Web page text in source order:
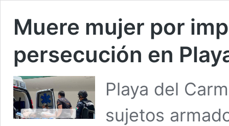
Muere mujer por
persecución en
Playa del
sujetos